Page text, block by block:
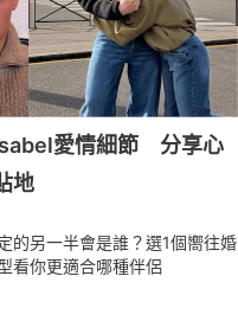
愛情細節 分享心
地
的另一半會是誰？選1個嚮往婚
看你更適合哪種伴侶